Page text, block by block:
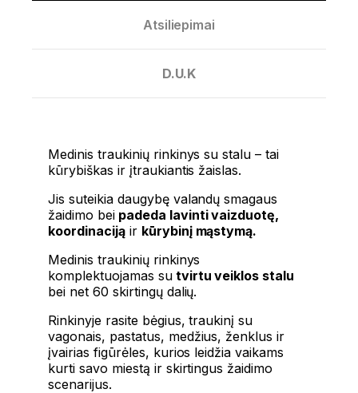
Atsiliepimai
D.U.K
Medinis traukinių rinkinys su stalu – tai
kūrybiškas ir įtraukiantis žaislas.
Jis suteikia daugybę valandų smagaus
žaidimo beipadeda lavinti vaizduotę,
koordinacijąir kūrybinį mąstymą.
Medinis traukinių rinkinys
komplektuojamas sutvirtu veiklos stalu
bei net 60 skirtingų dalių.
Rinkinyje rasite bėgius, traukinį su
vagonais, pastatus, medžius, ženklus ir
įvairias figūrėles, kurios leidžia vaikams
kurti savo miestą ir skirtingus žaidimo
scenarijus.